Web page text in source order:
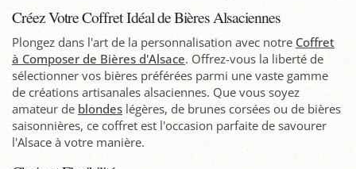
Créez Votre Coffret Idéal de Bières Alsaciennes
Plongez dans l'art de la personnalisation avec notre Coffret
à Composer de Bières d'Alsace. Offrez-vous la liberté de
sélectionner vos bières préférées parmi une vaste gamme
de créations artisanales alsaciennes. Que vous soyez
amateur de blondes légères, de brunes corsées ou de bières
saisonnières, ce coffret est l'occasion parfaite de savourer
l'Alsace à votre manière.